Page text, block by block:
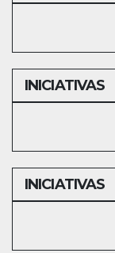
INICIATIVAS
INICIATIVAS